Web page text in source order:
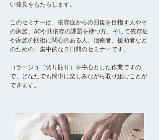
い発見をもたらします。
このセミナーは、依存症からの回復を目指す人やそ
の家族、ACや共依存の課題を持つ方、そして依存症
や家族の回復に関心のある人、治療者、援助者など
のための、集中的な２日間のセミナーです。
コラージュ（切り貼り）を中心とした作業ですの
で、どなたでも簡単に楽しみながら取り組むことが
できます。